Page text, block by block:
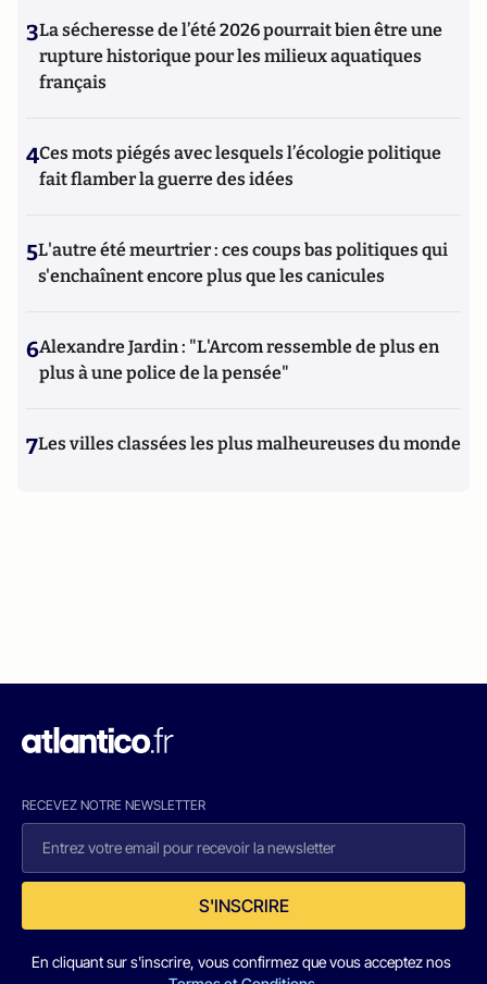
3La sécheresse de l’été 2026 pourrait bien être une
rupture historique pour les milieux aquatiques
français
4Ces mots piégés avec lesquels l’écologie politique
fait flamber la guerre des idées
5L'autre été meurtrier : ces coups bas politiques qui
s'enchaînent encore plus que les canicules
6Alexandre Jardin : "L'Arcom ressemble de plus en
plus à une police de la pensée"
7Les villes classées les plus malheureuses du monde
RECEVEZ NOTRE NEWSLETTER
S'INSCRIRE
En cliquant sur s'inscrire, vous confirmez que vous acceptez nos